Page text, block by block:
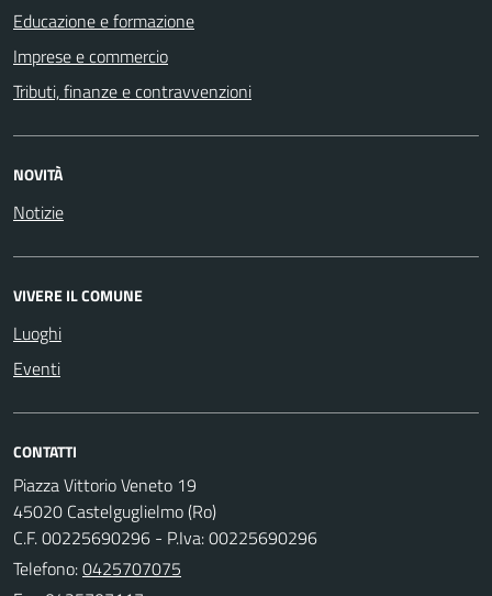
Educazione e formazione
Imprese e commercio
Tributi, finanze e contravvenzioni
NOVITÀ
Notizie
VIVERE IL COMUNE
Luoghi
Eventi
CONTATTI
Piazza Vittorio Veneto 19
45020 Castelguglielmo (Ro)
C.F. 00225690296 - P.Iva: 00225690296
Telefono:0425707075